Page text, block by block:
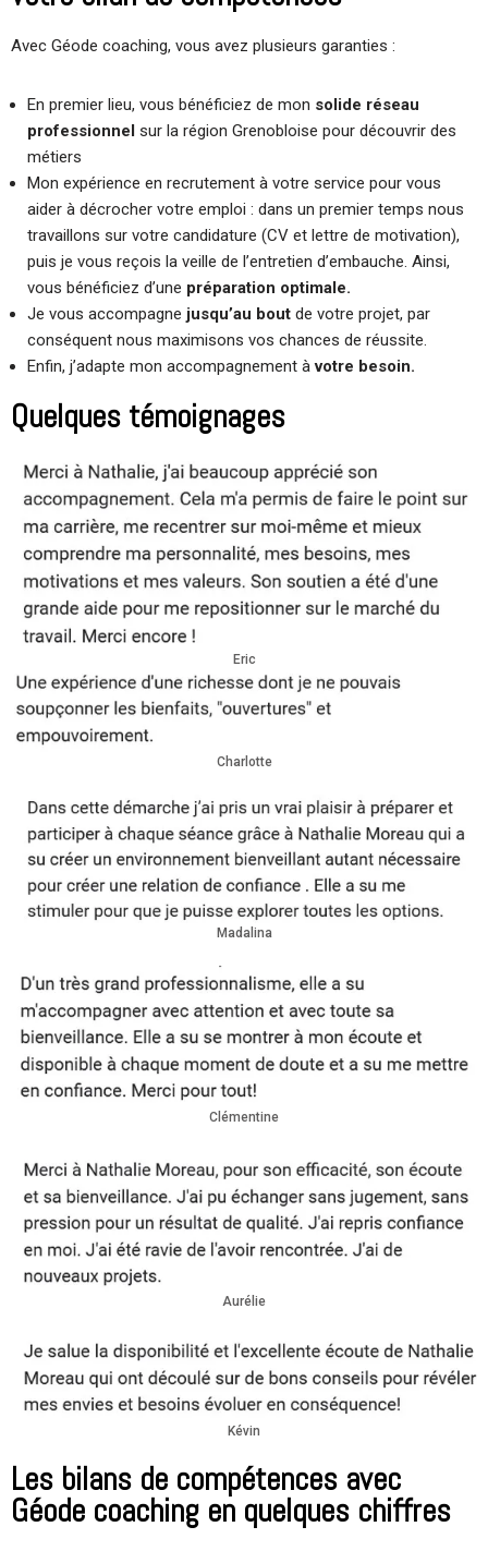
Avec Géode coaching, vous avez plusieurs garanties :
En premier lieu, vous bénéficiez de mon solide réseau
professionnel sur la région Grenobloise pour découvrir des
métiers
Mon expérience en recrutement à votre service pour vous
aider à décrocher votre emploi : dans un premier temps nous
travaillons sur votre candidature (CV et lettre de motivation),
puis je vous reçois la veille de l’entretien d’embauche. Ainsi,
vous bénéficiez d’une préparation optimale.
Je vous accompagne jusqu’au bout de votre projet, par
conséquent nous maximisons vos chances de réussite.
Enfin, j’adapte mon accompagnement àvotre besoin.
Quelques témoignages
Eric
Charlotte
Madalina
Clémentine
Aurélie
Kévin
Les bilans de compétences avec
Géode coaching en quelques chiffres